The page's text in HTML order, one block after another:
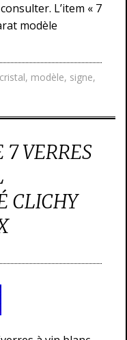
L’item « 7
modèle
cristal, modèle, signe,
7 VERRES
CLICHY